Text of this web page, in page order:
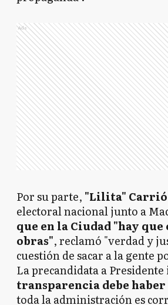
Ads
Por su parte, "Lilita" Carrió
electoral nacional junto a
que en la Ciudad "hay
obras", reclamó "verdad y
cuestión de sacar a la gente
La precandidata a
transparencia debe
toda la administración es